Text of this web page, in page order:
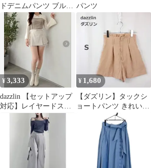
ドデニムパンツ ブルー パンツ
¥3,333
dazzlin 【セットアップ
対応】レイヤードスカ
ートパンツ
¥ 1,680
【ダズリン】タックシ
ョートパンツ きれいめ
カジュアル インナー ベ
ージュ系 S